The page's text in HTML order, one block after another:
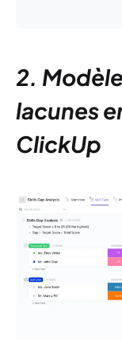
2.
lacunes
ClickUp